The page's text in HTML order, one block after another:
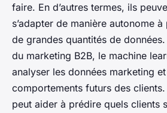
faire. En d’autres termes, ils
s’adapter de manière autonome à
de grandes quantités de
du marketing B2B, le machine
analyser les données marketing
comportements futurs des
peut aider à prédire quels clients